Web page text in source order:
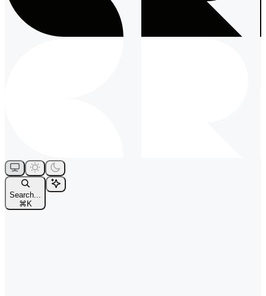
Search...
⌘ K